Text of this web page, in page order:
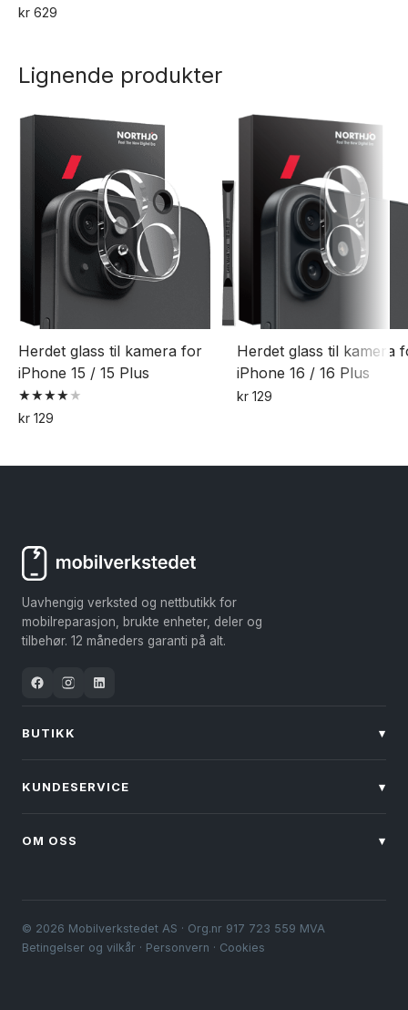
Vurdert
5.00
kr 629
har
Alternativene
velges
produktsiden
varianter.
velges
produktsiden
Lignende produkter
Herdet glass til kamera for
iPhone 15 / 15 Plus
Vurdert
4.00
kr 129
Herdet glass til kamera
iPhone 16 / 16 Plus
kr129
Uavhengig verksted og nettbutikk for
mobilreparasjon, brukte enheter, deler og
tilbehør. 12 måneders garanti på alt.
BUTIKK ▾
KUNDESERVICE ▾
OM OSS ▾
© 2026 Mobilverkstedet AS · Org.nr 917 723 559 MVA
Betingelser og vilkår · Personvern · Cookies